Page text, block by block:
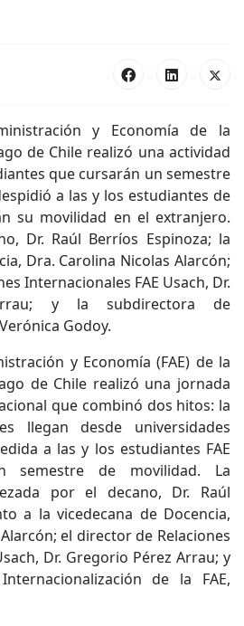
y Economía de la
de Chile realizó una actividad
que cursarán un semestre
a las y los estudiantes de
su movilidad en el extranjero.
Dr. Raúl Berríos Espinoza; la
Dra. Carolina Nicolas Alarcón;
Internacionales FAE Usach, Dr.
y la subdirectora de
Godoy.
y Economía (FAE) de la
de Chile realizó una jornada
que combinó dos hitos: la
llegan desde universidades
a las y los estudiantes FAE
semestre de movilidad. La
por el decano, Dr. Raúl
a la vicedecana de Docencia,
el director de Relaciones
Dr. Gregorio Pérez Arrau; y
de la FAE,